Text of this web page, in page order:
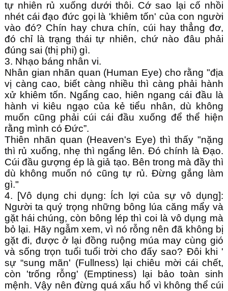
tự nhiên rủ xuống dưới thôi. Cớ sao lại cố nhồi
nhét cái đạo đức gọi là 'khiêm tốn' của con người
vào đó? Chín hay chưa chín, cúi hay thẳng đơ,
đó chỉ là trạng thái tự nhiên, chứ nào đâu phải
đúng sai (thị phi) gì.
3. Nhạo báng nhân vi.
Nhân gian nhãn quan (Human Eye) cho rằng "địa
vị càng cao, biết càng nhiều thì càng phải hành
xử khiêm tốn. Ngẩng cao, hiên ngang cái đầu là
hành vi kiêu ngạo của kẻ tiểu nhân, dù không
muốn cũng phải cúi cái đầu xuống để thể hiện
rằng mình có Đức”.
Thiên nhãn quan (Heaven's Eye) thì thấy "nặng
thì rủ xuống, nhẹ thì ngẩng lên. Đó chính là Đạo.
Cúi đầu gượng ép là giả tạo. Bên trong mà đầy thì
dù không muốn nó cũng tự rủ. Đừng gắng làm
gì."
4. [Vô dụng chi dụng: Ích lợi của sự vô dụng]:
Người ta quý trọng những bông lúa căng mẩy và
gặt hái chúng, còn bông lép thì coi là vô dụng mà
bỏ lại. Hãy ngẫm xem, vì nó rỗng nên đã không bị
gặt đi, được ở lại đồng ruộng múa may cùng gió
và sống trọn tuổi tuổi trời cho đấy sao? Đôi khi '
sự “sung mãn' (Fullness) lại chiêu mời cái chết,
còn 'trống rỗng' (Emptiness) lại bảo toàn sinh
mệnh. Vậy nên đừng quá xấu hổ vì không thể cúi